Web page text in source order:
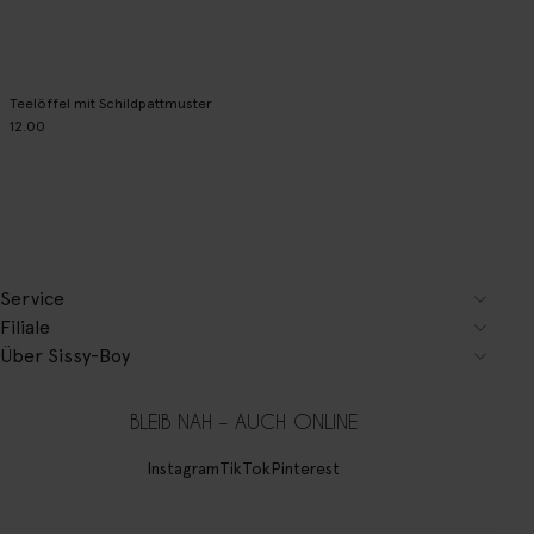
Teelöffel mit Schildpattmuster
12.00
Service
Filiale
Über Sissy-Boy
BLEIB NAH – AUCH ONLINE
InstagramTikTokPinterest